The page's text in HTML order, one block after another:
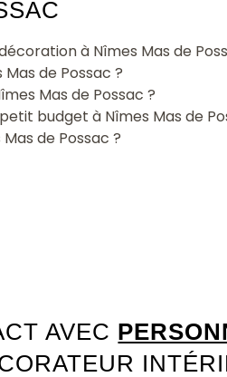
à Nîmes Mas de
de Possac ?
Mas de Possac ?
budget à Nîmes Mas de
de Possac ?
AVEC